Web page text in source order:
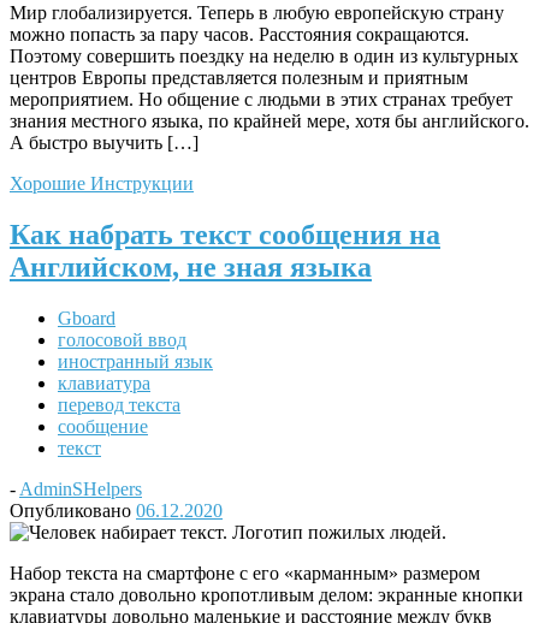
Мир глобализируется. Теперь в любую европейскую страну
можно попасть за пару часов. Расстояния сокращаются.
Поэтому совершить поездку на неделю в один из культурных
центров Европы представляется полезным и приятным
мероприятием. Но общение с людьми в этих странах требует
знания местного языка, по крайней мере, хотя бы английского.
А быстро выучить […]
Хорошие Инструкции
Как набрать текст сообщения на
Английском, не зная языка
Gboard
голосовой ввод
иностранный язык
клавиатура
перевод текста
сообщение
текст
- AdminSHelpers
Опубликовано 06.12.2020
Набор текста на смартфоне с его «карманным» размером
экрана стало довольно кропотливым делом: экранные кнопки
клавиатуры довольно маленькие и расстояние между букв